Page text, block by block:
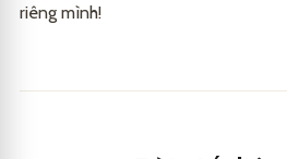
riêng mình!